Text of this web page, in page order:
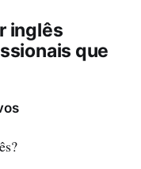
inglês
que